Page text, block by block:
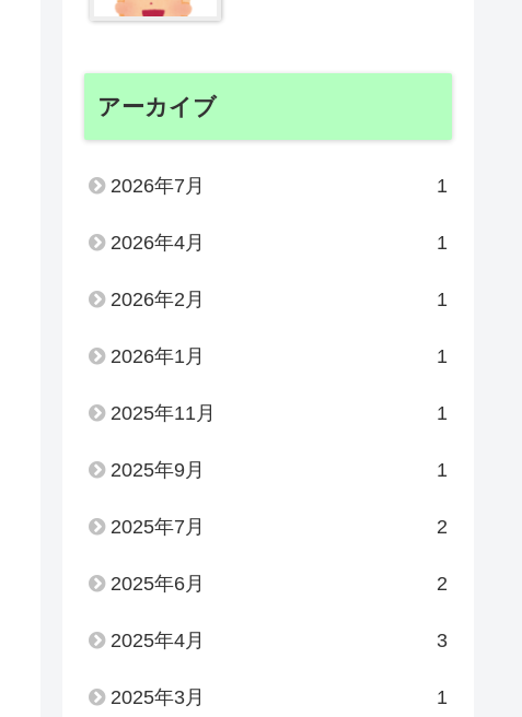
アーカイブ
2026年7月 1
2026年4月 1
2026年2月 1
2026年1月 1
2025年11月 1
2025年9月 1
2025年7月 2
2025年6月 2
2025年4月 3
2025年3月 1